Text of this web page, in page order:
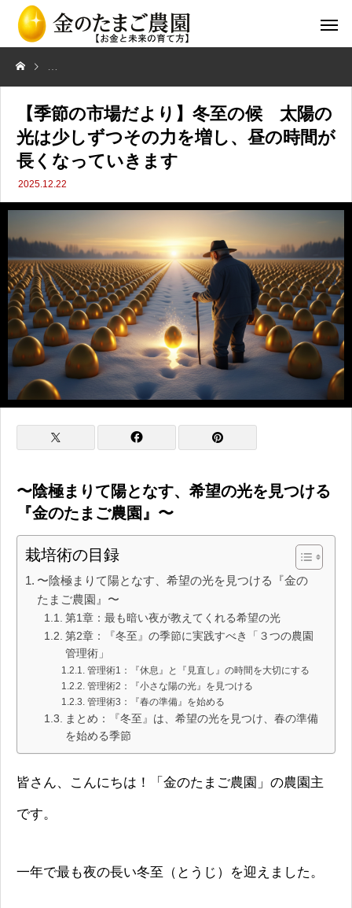
【季節の市場だより】冬至の候 太陽の光は少しずつその力を増し、昼
【季節の市場だより】冬至の候 太陽の
光は少しずつその力を増し、昼の時間が
長くなっていきます
2025.12.22
〜陰極まりて陽となす、希望の光を見つける
『金のたまご農園』〜
栽培術の目録
〜陰極まりて陽となす、希望の光を見つける『金の
たまご農園』〜
第1章：最も暗い夜が教えてくれる希望の光
第2章：『冬至』の季節に実践すべき「３つの農園
管理術」
管理術1：『休息』と『見直し』の時間を大切にする
管理術2：『小さな陽の光』を見つける
管理術3：『春の準備』を始める
まとめ：『冬至』は、希望の光を見つけ、春の準備
を始める季節
皆さん、こんにちは！「金のたまご農園」の農園主
です。
一年で最も夜の長い冬至（とうじ）を迎えました。